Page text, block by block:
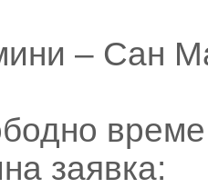
– Сан
заявка: